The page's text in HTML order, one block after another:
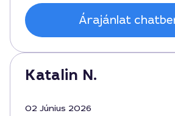
Árajánlat
Katalin N.
02 Június 2026